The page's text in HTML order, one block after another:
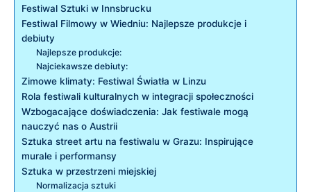
Festiwal ‍Sztuki w Innsbrucku
Festiwal ⁤Filmowy w Wiedniu: Najlepsze produkcje ‌i
debiuty
Najlepsze produkcje:
Najciekawsze debiuty:
Zimowe klimaty:⁣ Festiwal Światła ‍w Linzu
Rola festiwali kulturalnych w integracji​ społeczności
Wzbogacające doświadczenia: Jak festiwale mogą
nauczyć nas o Austrii
Sztuka street artu na festiwalu w Grazu: Inspirujące
murale i performansy
Sztuka w przestrzeni miejskiej
Normalizacja sztuki